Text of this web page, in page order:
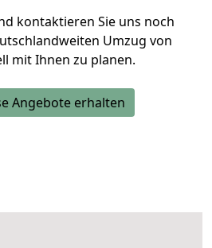
kontaktieren Sie uns noch
Umzug von
mit Ihnen zu planen.
Angebote erhalten